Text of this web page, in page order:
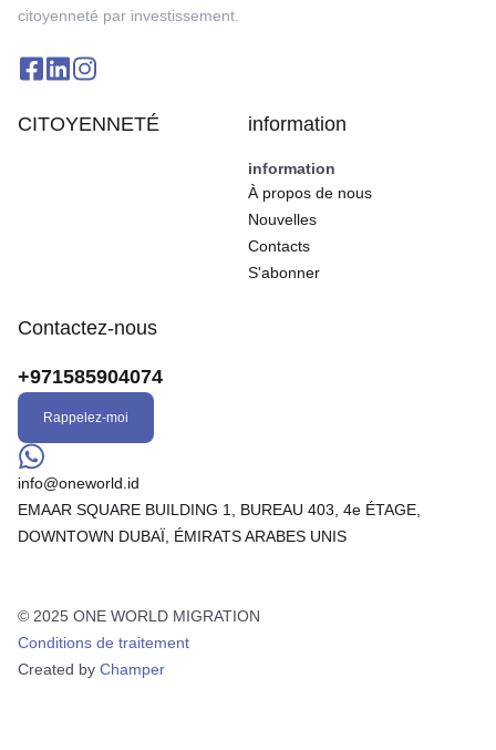
citoyenneté par investissement.
CITOYENNETÉ information
information
À propos de nous
Nouvelles
Contacts
S'abonner
Contactez-nous
+971585904074
Rappelez-moi
info@oneworld.id
EMAAR SQUARE BUILDING 1, BUREAU 403, 4e ÉTAGE,
DOWNTOWN DUBAÏ, ÉMIRATS ARABES UNIS
© 2025 ONE WORLD MIGRATION
Conditions de traitement
Created by Champer